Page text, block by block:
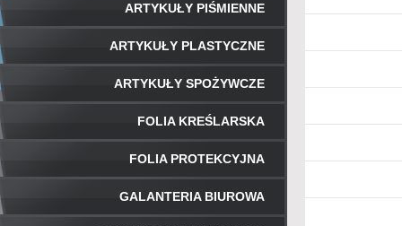
ARTYKUŁY PIŚMIENNE
ARTYKUŁY PLASTYCZNE
ARTYKUŁY SPOŻYWCZE
FOLIA KREŚLARSKA
FOLIA PROTEKCYJNA
GALANTERIA BIUROWA